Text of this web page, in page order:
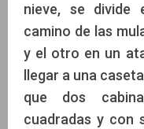
nieve, se divide
camino de las
y el otro en un
llegar a una
que dos
cuadradas y con